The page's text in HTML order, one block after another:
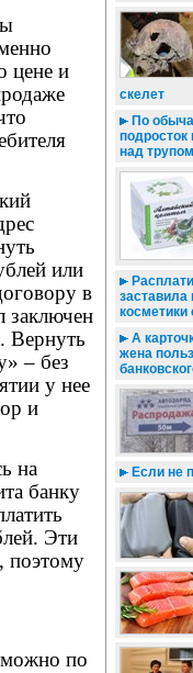
цене и
или
в
заключен
Вернуть
– без
у нее
и
на
банку
Эти
поэтому
можно по
скелет
По
подросток
над
заставила
косметики
А
жена
Если не